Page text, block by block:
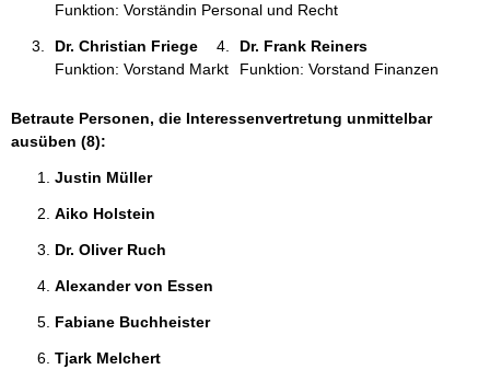
Funktion: Vorständin Personal und Recht
Dr. Christian Friege
Funktion: Vorstand Markt
Dr. Frank Reiners
Funktion: Vorstand Finanzen
Betraute Personen, die Interessenvertretung unmittelbar
ausüben (8):
Justin Müller
Aiko Holstein
Dr. Oliver Ruch
Alexander von Essen
Fabiane Buchheister
Tjark Melchert